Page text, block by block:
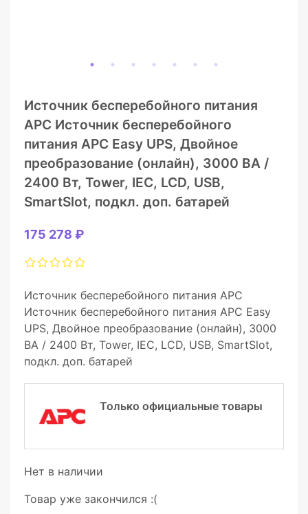
Источник бесперебойного питания
APC Источник бесперебойного
питания APC Easy UPS, Двойное
преобразование (онлайн), 3000 ВА /
2400 Вт, Tower, IEC, LCD, USB,
SmartSlot, подкл. доп. батарей
175 278 ₽
Источник бесперебойного питания APC
Источник бесперебойного питания APC Easy
UPS, Двойное преобразование (онлайн), 3000
ВА / 2400 Вт, Tower, IEC, LCD, USB, SmartSlot,
подкл. доп. батарей
Только официальные товары
Нет в наличии
Товар уже закончился :(